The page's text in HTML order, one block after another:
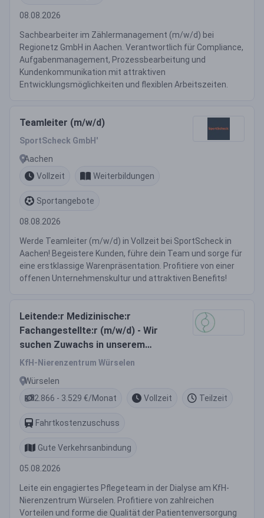
08.08.2026
Sachbearbeiter im Zählermanagement (m/w/d) bei
Regionetz GmbH in Aachen. Verantwortlich für Compliance,
Aufgabenmanagement, Prozessbearbeitung und
Kundenkommunikation mit attraktiven
Entwicklungsmöglichkeiten und flexiblen Arbeitszeiten.
Teamleiter (m/w/d)
SportScheck GmbH'
Aachen
Vollzeit
Weiterbildungen
Sportangebote
08.08.2026
Werde Teamleiter (m/w/d) in Vollzeit bei SportScheck in
Aachen! Begeistere Kunden, führe dein Team und sorge für
eine erstklassige Warenpräsentation. Profitiere von einer
offenen Unternehmenskultur und attraktiven Benefits!
Leitende:r Medizinische:r
Fachangestellte:r (m/w/d) - Wir
suchen Zuwachs in unserem
Team!
KfH-Nierenzentrum Würselen
Würselen
2.866 - 3.529 €/Monat
Vollzeit Teilzeit
Fahrtkostenzuschuss
Gute Verkehrsanbindung
05.08.2026
Leite ein engagiertes Pflegeteam in der Dialyse am KfH-
Nierenzentrum Würselen. Profitiere von zahlreichen
Vorteilen und forme die Qualität der Patientenversorgung